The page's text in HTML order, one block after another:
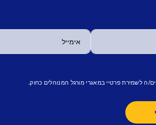
ה לשמירת פרטיי במאגרי מורגל המנוהלים כחוק.